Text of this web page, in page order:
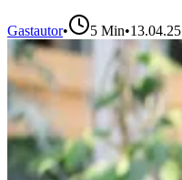
Gastautor• 5 Min•13.04.25